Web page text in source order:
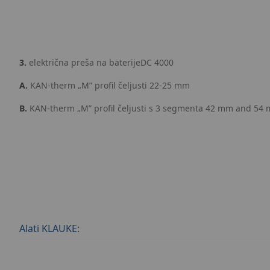
3. električna preša na baterijeDC 4000
A. KAN‑therm „M” profil čeljusti 22-25 mm
B. KAN‑therm „M” profil čeljusti s 3 segmenta 42 mm and 54
Alati KLAUKE: